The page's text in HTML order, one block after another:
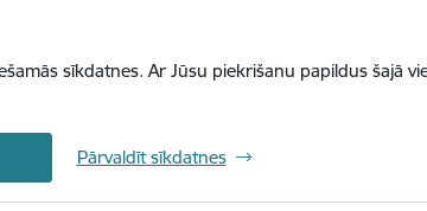
sīkdatnes. Ar Jūsu piekrišanu papildus šajā
Pārvaldīt sīkdatnes